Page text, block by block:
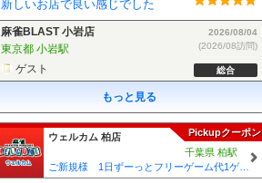
麻雀BLAST 小岩店
東京都 小岩駅
ゲスト
2026/08/04
(2026/08訪問)
総合
もっと見る
Pickupクーポン
ウェルカム 柏店
千葉県 柏駅
ご新規様 1日ずーっとフリーゲーム代1ゲームあたり50円引！！